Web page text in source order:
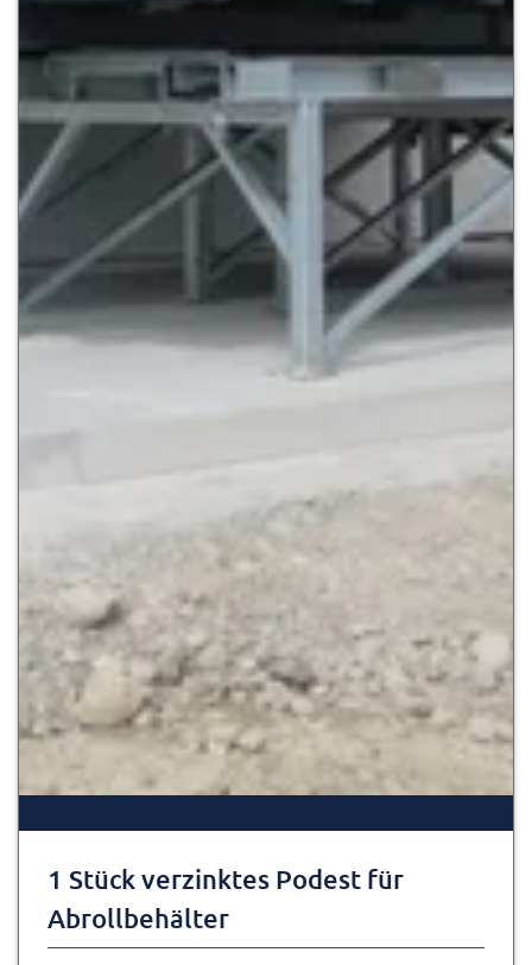
1 Stück verzinktes Podest für
Abrollbehälter